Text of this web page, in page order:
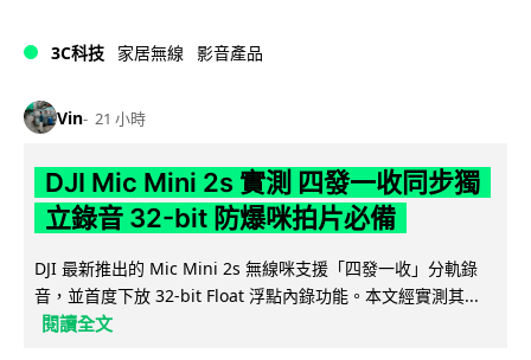
3C科技 家居無線 影音產品
Vin 21 小時
DJI Mic Mini 2s 實測 四發一收同步獨
立錄音 32-bit 防爆咪拍片必備
DJI 最新推出的 Mic Mini 2s 無線咪支援「四發一收」分軌錄
音，並首度下放 32-bit Float 浮點內錄功能。本文經實測其...
閱讀全文